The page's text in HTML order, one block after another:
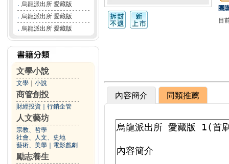
． 烏龍派出所 愛藏版
． 烏龍派出所 愛藏版
． 烏龍派出所 愛藏版
文學小說
文學 小說
商管創投
財經投資 行銷企管
人文藝坊
宗教、哲學
社會、人文、史地
藝術、美學
電影戲劇
勵志養生
團
目
內容簡介 同類推薦